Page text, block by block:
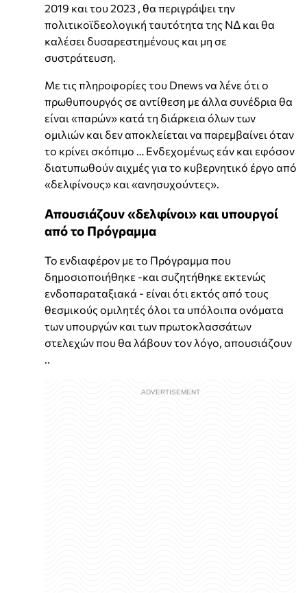
2019 και του 2023 , θα περιγράψει την
πολιτικοϊδεολογική ταυτότητα της ΝΔ και θα
καλέσει δυσαρεστημένους και μη σε
συστράτευση.
Με τις πληροφορίες του Dnews να λένε ότι ο
πρωθυπουργός σε αντίθεση με άλλα συνέδρια θα
είναι «παρών» κατά τη διάρκεια όλων των
ομιλιών και δεν αποκλείεται να παρεμβαίνει όταν
το κρίνει σκόπιμο … Ενδεχομένως εάν και εφόσον
διατυπωθούν αιχμές για το κυβερνητικό έργο από
«δελφίνους» και «ανησυχούντες».
Απουσιάζουν «δελφίνοι» και υπουργοί
από το Πρόγραμμα
Το ενδιαφέρον με το Πρόγραμμα που
δημοσιοποιήθηκε -και συζητήθηκε εκτενώς
ενδοπαραταξιακά - είναι ότι εκτός από τους
θεσμικούς ομιλητές όλοι τα υπόλοιπα ονόματα
των υπουργών και των πρωτοκλασσάτων
στελεχών που θα λάβουν τον λόγο, απουσιάζουν
..